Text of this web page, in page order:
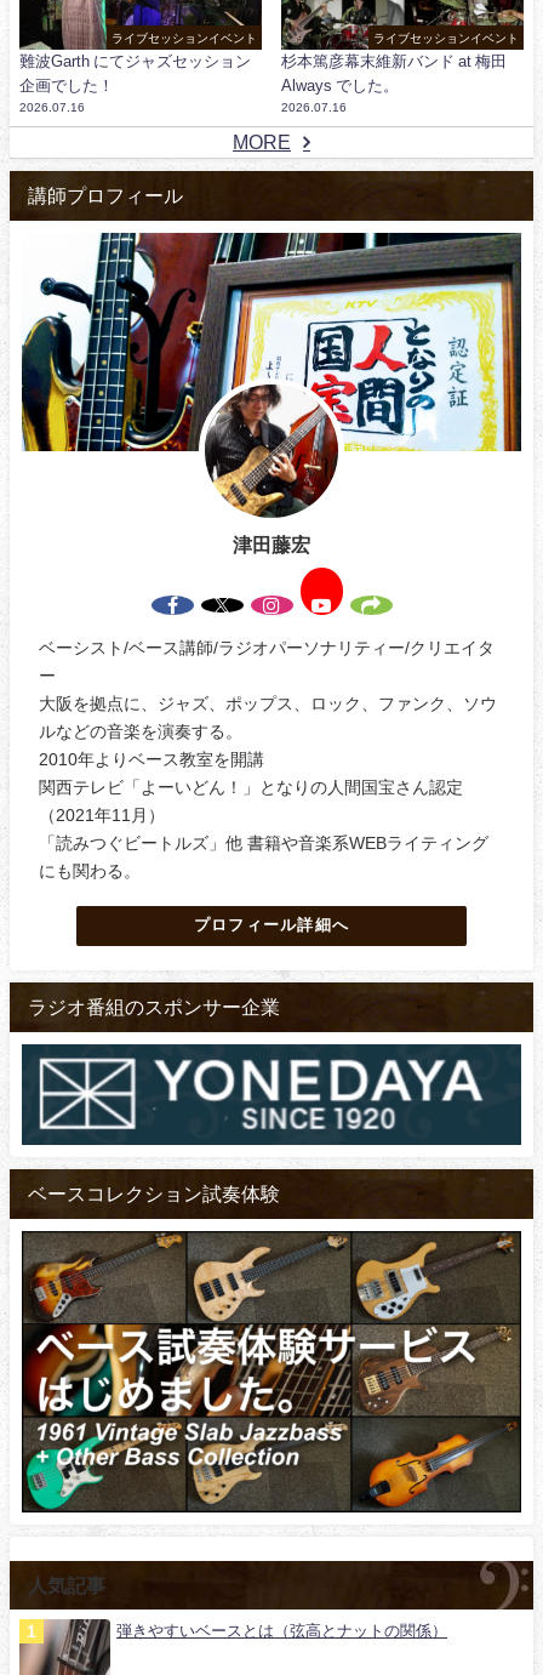
ライブセッションイベント
難波Garth にてジャズセッション
企画でした！
2026.07.16
ライブセッションイベント
杉本篤彦幕末維新バンド at 梅田
Always でした。
2026.07.16
MORE
講師プロフィール
津田藤宏
ベーシスト/ベース講師/ラジオパーソナリティー/クリエイタ
ー
大阪を拠点に、ジャズ、ポップス、ロック、ファンク、ソウ
ルなどの音楽を演奏する。
2010年よりベース教室を開講
関西テレビ「よーいどん！」となりの人間国宝さん認定
（2021年11月）
「読みつぐビートルズ」他 書籍や音楽系WEBライティング
にも関わる。
プロフィール詳細へ
ラジオ番組のスポンサー企業
ベースコレクション試奏体験
人気記事
弾きやすいベースとは（弦高とナットの関係）